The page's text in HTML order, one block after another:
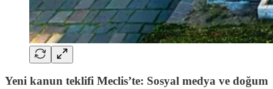
Yeni kanun teklifi Meclis’te: Sosyal medya ve doğum